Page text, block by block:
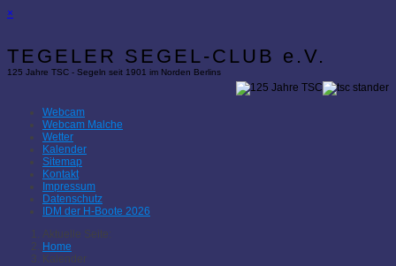
×
TEGELER SEGEL-CLUB e.V.
125 Jahre TSC - Segeln seit 1901 im Norden Berlins
Webcam
Webcam Malche
Wetter
Kalender
Sitemap
Kontakt
Impressum
Datenschutz
IDM der H-Boote 2026
Aktuelle Seite:
Home
Kalender